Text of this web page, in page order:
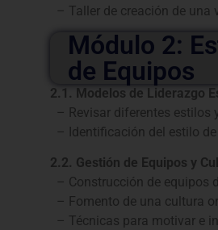
– Taller de creación de una
Módulo 2:
de Equipos
2.1. Modelos de Liderazgo
– Revisar diferentes estilos
– Identificación del estilo
2.2. Gestión de Equipos y
– Construcción de equipos
– Fomento de una cultura
– Técnicas para motivar e